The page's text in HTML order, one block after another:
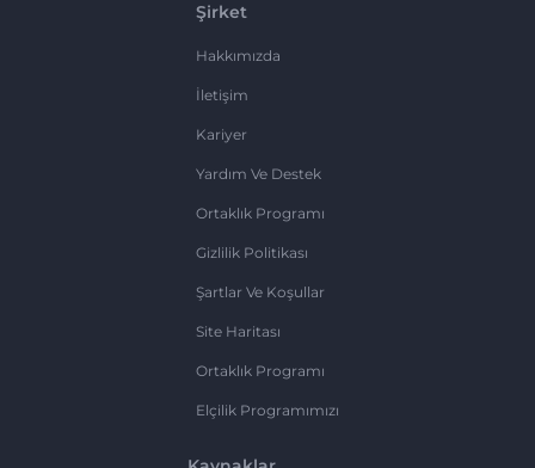
Şirket
Hakkımızda
İletişim
Kariyer
Yardım Ve Destek
Ortaklık Programı
Gizlilik Politikası
Şartlar Ve Koşullar
Site Haritası
Ortaklık Programı
Elçilik Programımızı